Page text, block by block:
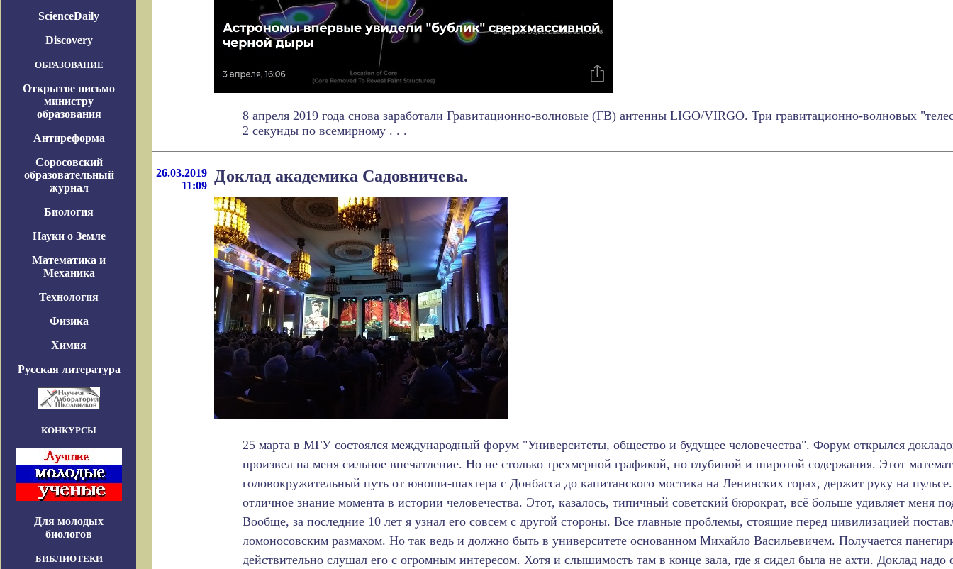
ScienceDaily
Discovery
ОБРАЗОВАНИЕ
Открытое письмо
министру
образования
Антиреформа
Соросовский
образовательный
журнал
Биология
Науки о Земле
Математика и
Механика
Технология
Физика
Химия
Русская литература
КОНКУРСЫ
Для молодых
биологов
БИБЛИОТЕКИ
8 апреля 2019 года снова заработали Гравитационно-волновые (ГВ) антенны LIGO/VIRGO. Три гравитационно-волновых
2 секунды по всемирному . . .
26.03.2019
11:09
Доклад академика Садовничева.
25 марта в МГУ состоялся международный форум "Университеты, общество и будущее человечества". Форум открылся
произвел на меня сильное впечатление. Но не столько трехмерной графикой, но глубиной и широтой содержания. Этот
головокружительный путь от юноши-шахтера с Донбасса до капитанского мостика на Ленинских горах, держит руку на
отличное знание момента в истории человечества. Этот, казалось, типичный советский бюрократ, всё больше удивляет меня
Вообще, за последние 10 лет я узнал его совсем с другой стороны. Все главные проблемы, стоящие перед цивилизацией
ломоносовским размахом. Но так ведь и должно быть в университете основанном Михайло Васильевичем. Получается
действительно слушал его с огромным интересом. Хотя и слышимость там в конце зала, где я сидел была не ахти. Доклад надо